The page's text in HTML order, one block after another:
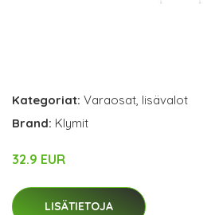
Kategoriat: Varaosat, lisävalot
Brand: Klymit
32.9 EUR
LISÄTIETOJA